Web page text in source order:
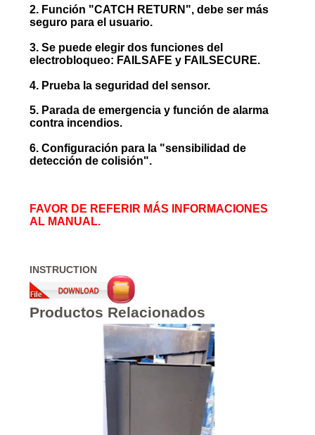
2. Función "CATCH RETURN", debe ser más
seguro para el usuario.
3. Se puede elegir dos funciones del
electrobloqueo: FAILSAFE y FAILSECURE.
4. Prueba la seguridad del sensor.
5. Parada de emergencia y función de alarma
contra incendios.
6. Configuración para la "sensibilidad de
detección de colisión".
FAVOR DE REFERIR MÁS INFORMACIONES
AL MANUAL.
INSTRUCTION
Productos Relacionados